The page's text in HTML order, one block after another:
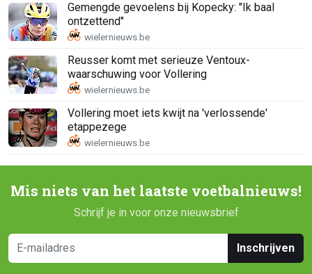
Gemengde gevoelens bij Kopecky: "Ik baal
ontzettend"
Reusser komt met serieuze Ventoux-
waarschuwing voor Vollering
Vollering moet iets kwijt na 'verlossende'
etappezege
Mis niets van het laatste voetbalnieuws!
Schrijf je in voor onze nieuwsbrief
Inschrijven